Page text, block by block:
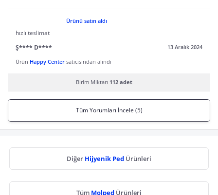
Ürünü satın aldı
hızlı teslimat
Ş**** D****
13 Aralık 2024
Ürün Happy Center satıcısından alındı
Birim Miktarı 112 adet
Tüm Yorumları İncele (5)
Diğer Hijyenik Ped Ürünleri
Tüm Molped Ürünleri